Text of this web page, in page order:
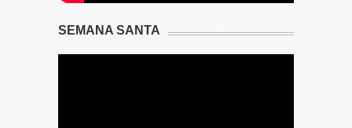
SEMANA SANTA